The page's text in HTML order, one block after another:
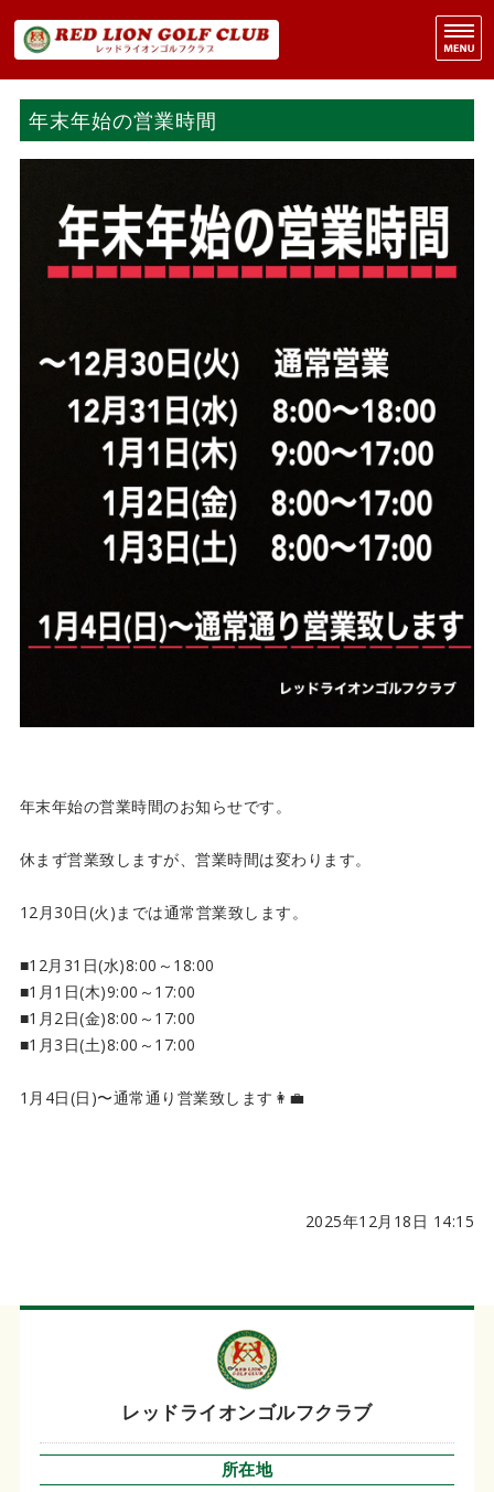
ホーム
レッスン案内
施設概要
年末年始の営業時間
年末年始の営業時間のお知らせです。
休まず営業致しますが、営業時間は変わります。
12月30日(火)までは通常営業致します。
■12月31日(水)8:00～18:00
■1月1日(木)9:00～17:00
■1月2日(金)8:00～17:00
■1月3日(土)8:00～17:00
1月4日(日)〜通常通り営業致します👩‍💼
2025年12月18日 14:15
レッドライオンゴルフクラブ
所在地